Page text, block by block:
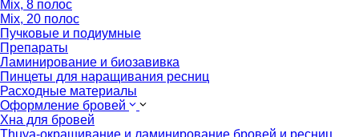
Mix, 8 полос
Mix, 20 полос
Пучковые и подиумные
Препараты
Ламинирование и биозавивка
Пинцеты для наращивания ресниц
Расходные материалы
Оформление бровей
Хна для бровей